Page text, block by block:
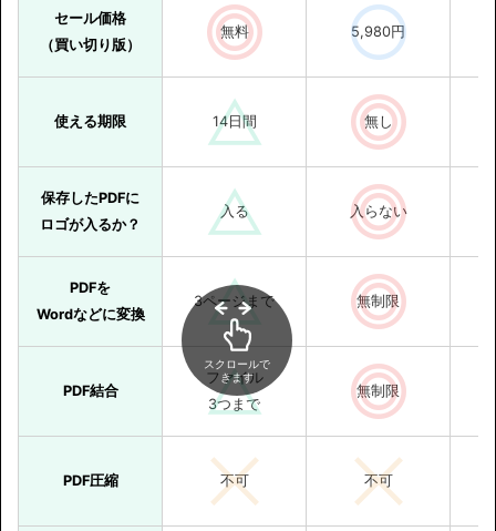
セール価格
（買い切り版）
無料 5,980円
使える期限 14日間 無し
保存したPDFに
ロゴが入るか？
入る 入らない
PDFを
Wordなどに変換
3ページまで 無制限
PDF結合
ファイル
3つまで
無制限
PDF圧縮 不可 不可
スクロールで
きます